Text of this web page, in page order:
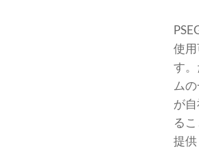
使
す
ム
が
る
提供